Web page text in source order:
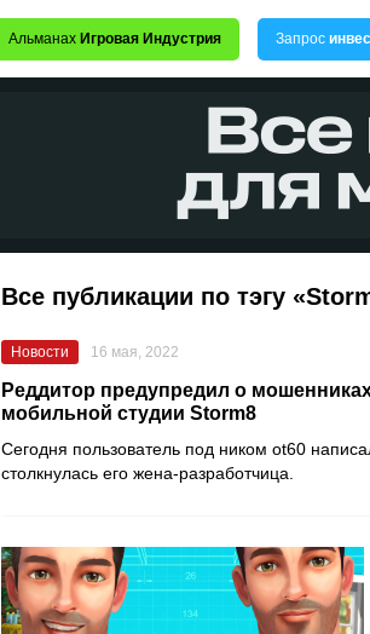
Альманах Игровая Индустрия Запрос
Все публикации по тэгу
Новости 16 мая, 2022
Реддитор предупредил о
мобильной студии Storm8
Сегодня пользователь под ником ot60
столкнулась его жена-разработчица.